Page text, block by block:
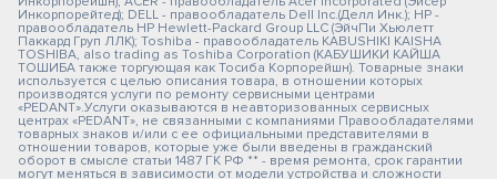
Инкорпорейтед); DELL - правообладатель Dell Inc.(Делл Инк.); HP -
правообладатель HP Hewlett-Packard Group LLC (ЭйчПи Хьюлетт
Паккард Груп ЛЛК); Toshiba - правообладатель KABUSHIKI KAISHA
TOSHIBA, also trading as Toshiba Corporation (КАБУШИКИ КАЙША
ТОШИБА также торгующая как Тосиба Корпорейшн). Товарные знаки
используется с целью описания товара, в отношении которых
производятся услуги по ремонту сервисными центрами
«PEDANT».Услуги оказываются в неавторизованных сервисных
центрах «PEDANT», не связанными с компаниями Правообладателями
товарных знаков и/или с ее официальными представителями в
отношении товаров, которые уже были введены в гражданский
оборот в смысле статьи 1487 ГК РФ ** - время ремонта, срок гарантии
могут меняться в зависимости от модели устройства и сложности